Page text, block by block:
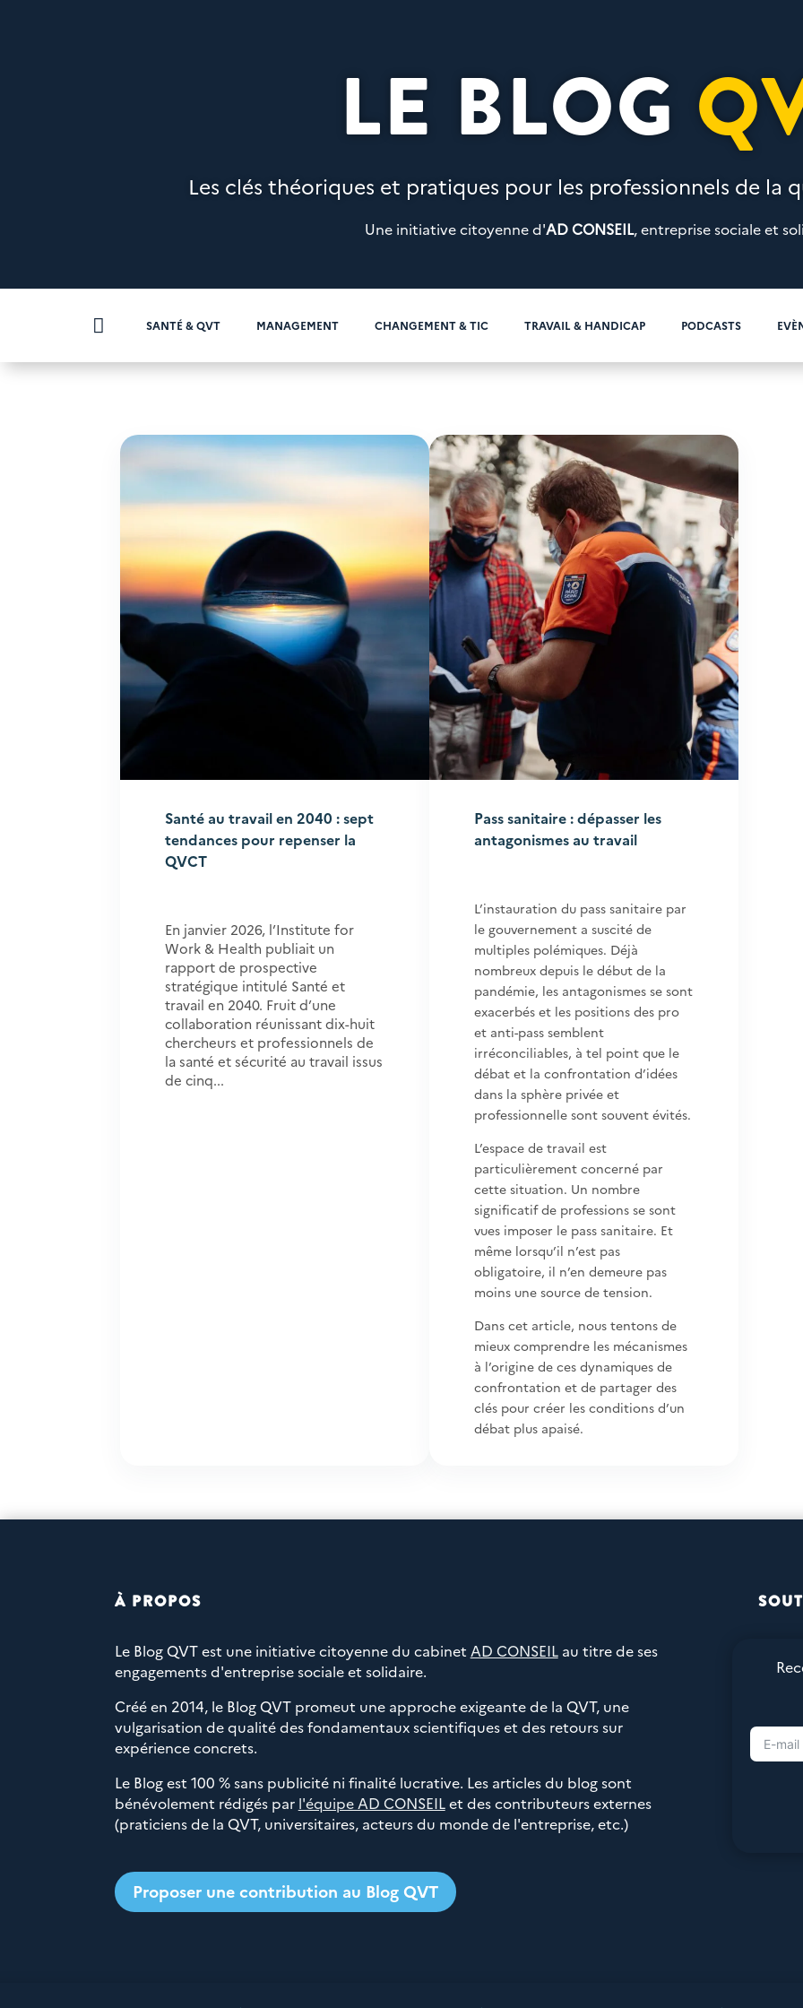
LE BLOG
Les clés théoriques et pratiques pour les professionnels de la
Une initiative citoyenne d'AD CONSEIL, entreprise sociale et
 SANTÉ & QVT MANAGEMENT CHANGEMENT & TIC TRAVAIL & HANDICAP PODCASTS
Santé au travail en 2040 : sept
tendances pour repenser la
QVCT
En janvier 2026, l’Institute for
Work & Health publiait un
rapport de prospective
stratégique intitulé Santé et
travail en 2040. Fruit d’une
collaboration réunissant dix-huit
chercheurs et professionnels de
la santé et sécurité au travail issus
de cinq...
Pass sanitaire : dépasser les
antagonismes au travail
L’instauration du pass sanitaire par
le gouvernement a suscité de
multiples polémiques. Déjà
nombreux depuis le début de la
pandémie, les antagonismes se sont
exacerbés et les positions des pro
et anti-pass semblent
irréconciliables, à tel point que le
débat et la confrontation d’idées
dans la sphère privée et
professionnelle sont souvent évités.
L’espace de travail est
particulièrement concerné par
cette situation. Un nombre
significatif de professions se sont
vues imposer le pass sanitaire. Et
même lorsqu’il n’est pas
obligatoire, il n’en demeure pas
moins une source de tension.
Dans cet article, nous tentons de
mieux comprendre les mécanismes
à l’origine de ces dynamiques de
confrontation et de partager des
clés pour créer les conditions d’un
débat plus apaisé.
À PROPOS
Le Blog QVT est une initiative citoyenne du cabinet AD CONSEILau titre de ses
engagements d'entreprise sociale et solidaire.
Créé en 2014, le Blog QVT promeut une approche exigeante de la QVT, une
vulgarisation de qualité des fondamentaux scientifiques et des retours sur
expérience concrets.
Le Blog est 100 % sans publicité ni finalité lucrative. Les articles du blog sont
bénévolement rédigés par l'équipe AD CONSEILet des contributeurs externes
(praticiens de la QVT, universitaires, acteurs du monde de l'entreprise, etc.)
Proposer une contribution au Blog QVT